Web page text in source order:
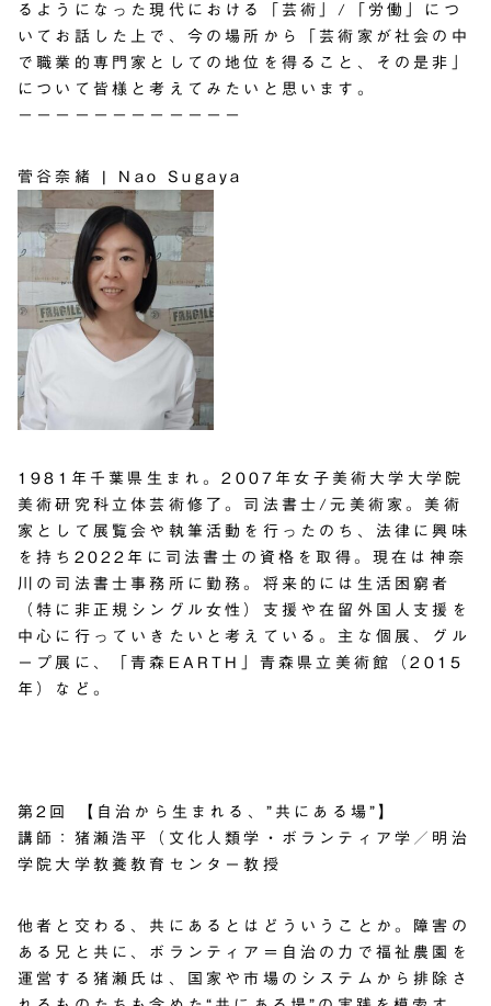
るようになった現代における「芸術」/「労働」につ
いてお話した上で、今の場所から「芸術家が社会の中
で職業的専門家としての地位を得ること、その是非」
について皆様と考えてみたいと思います。
－－－－－－－－－－－－
菅谷奈緒 | Nao Sugaya
1981年千葉県生まれ。2007年女子美術大学大学院
美術研究科立体芸術修了。司法書士/元美術家。美術
家として展覧会や執筆活動を行ったのち、法律に興味
を持ち2022年に司法書士の資格を取得。現在は神奈
川の司法書士事務所に勤務。将来的には生活困窮者
（特に非正規シングル女性）支援や在留外国人支援を
中心に行っていきたいと考えている。主な個展、グル
ープ展に、「青森EARTH」青森県立美術館（2015
年）など。
第2回 【自治から生まれる、”共にある場”】
講師：猪瀬浩平（文化人類学・ボランティア学／明治
学院大学教養教育センター教授
他者と交わる、共にあるとはどういうことか。障害の
ある兄と共に、ボランティア＝自治の力で福祉農園を
運営する猪瀬氏は、国家や市場のシステムから排除さ